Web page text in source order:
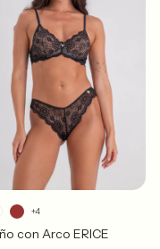
con Arco ERICE
+4